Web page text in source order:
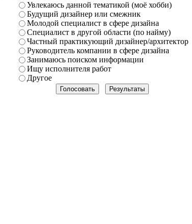
Увлекаюсь данной тематикой (моё хобби)
Будущий дизайнер или смежник
Молодой специалист в сфере дизайна
Специалист в другой области (по найму)
Частный практикующий дизайнер/архитектор
Руководитель компании в сфере дизайна
Занимаюсь поиском информации
Ищу исполнителя работ
Другое